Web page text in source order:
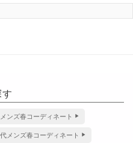
ンズ春コーディネート
メンズ春コーディネート